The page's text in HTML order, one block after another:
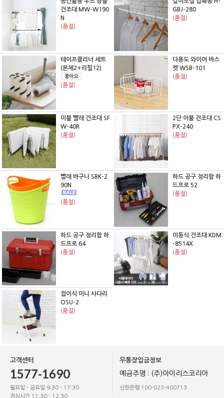
건조대 MW-W190
N
(품절)
GBJ-280
(품절)
테이프클리너 세트
(본체2+리필12)
(품절)
다용도 와이어 바스
켓 WSB-101
(품절)
이불 빨래 건조대 SF
W-40R
(품절)
2단 이불 건조대 CS
PX-240
(품절)
빨래 바구니 SBK-2
90N
(품절)
하드 공구 정리함 하
드프로 52
(품절)
하드 공구 정리함 하
드프로 64
(품절)
이동식 건조대 KDM
-8514X
(품절)
접이식 미니 사다리
OSU-2
(품절)
고객센터
1577-1690
월요일 - 금요일 9:30 - 17:30
점심시간 11:30 - 12:30
무통장입금정보
예금주명 : (주)아이리스코리아
신한은행 100-023-400713